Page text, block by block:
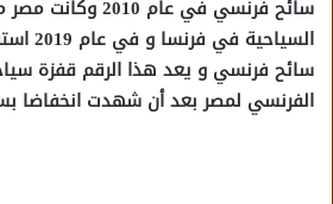
سائح فرنسي في عام
سائح فرنسي و يعد هذا الرقم قفزة
الفرنسي لمصر بعد أن شهدت انخفاضا بسبب